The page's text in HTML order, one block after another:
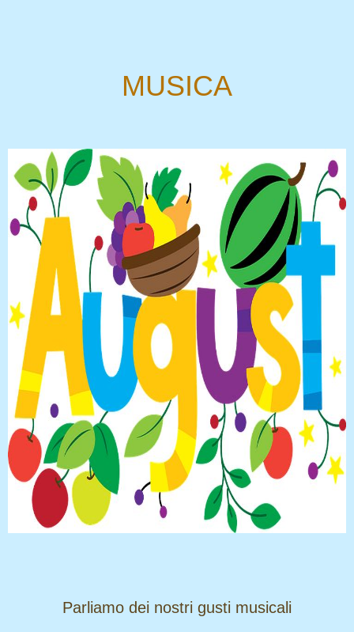
MUSICA
​​​​​​​Parliamo dei nostri gusti musicali